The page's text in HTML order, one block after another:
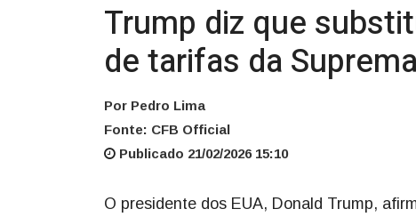
Trump diz que
de tarifas da
Por Pedro Lima
Fonte: CFB Official
Publicado 21/02/2026 15:10
O presidente dos EUA, Donald Trump,